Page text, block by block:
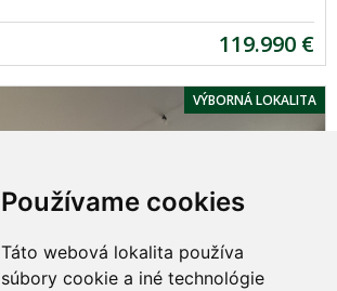
Používame cookies
Táto webová lokalita používa
súbory cookie a iné technológie
119.990 €
VÝBORNÁ LOKALITA